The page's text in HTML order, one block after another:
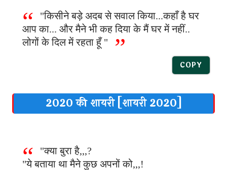
"किसीने बड़े अदब से सवाल किया...कहाँ है घर
आप का... और मैने भी कह दिया के मैं घर में नहीं..
लोगों के दिल में रहता हूँ "
COPY
2020 की शायरी [शायरी 2020]
"क्या बुरा है,,,?
"ये बताया था मैने कुछ अपनों को,,,!